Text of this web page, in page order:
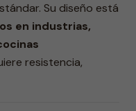
Su diseño está
en industrias,
resistencia,